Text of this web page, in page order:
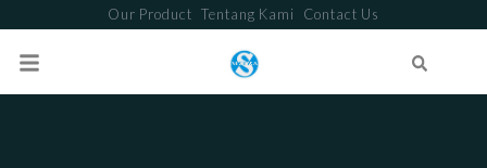
Our Product Tentang Kami Contact Us